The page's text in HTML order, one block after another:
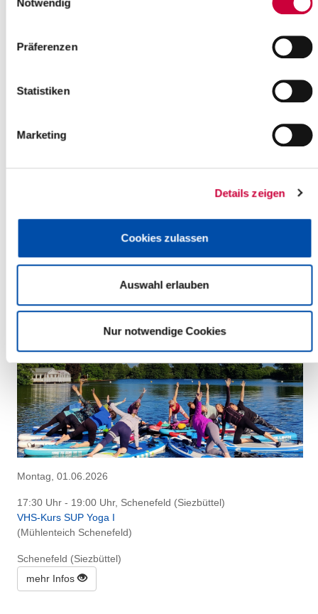
Notwendig
Präferenzen
Statistiken
Marketing
Details zeigen
Cookies zulassen
Auswahl erlauben
Nur notwendige Cookies
17:00 Uhr - 19:00 Uhr, Itzehoe
mehr Infos
Montag, 01.06.2026
17:30 Uhr - 19:00 Uhr, Schenefeld (Siezbüttel)
VHS-Kurs SUP Yoga I
(Mühlenteich Schenefeld)
Schenefeld (Siezbüttel)
mehr Infos